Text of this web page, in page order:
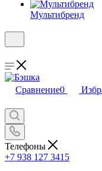
Мультибренд
Сравнение0
Телефоны
+7 938 127 3415